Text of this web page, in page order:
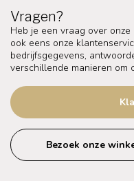
Vragen?
Heb je een vraag over
ook eens onze
bedrijfsgegevens,
verschillende manieren om
Bezoek onze